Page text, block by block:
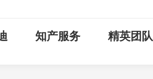
知产服务 精英团队